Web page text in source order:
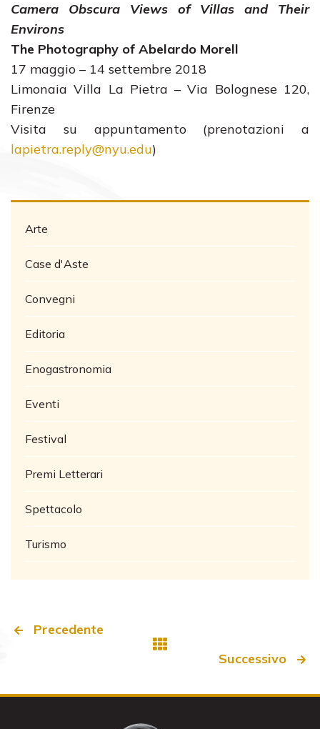
Camera Obscura Views of Villas and Their
Environs
The Photography of Abelardo Morell
17 maggio – 14 settembre 2018
Limonaia Villa La Pietra – Via Bolognese 120,
Firenze
Visita su appuntamento (prenotazioni a
lapietra.reply@nyu.edu)
Arte
Case d'Aste
Convegni
Editoria
Enogastronomia
Eventi
Festival
Premi Letterari
Spettacolo
Turismo
Precedente
Successivo